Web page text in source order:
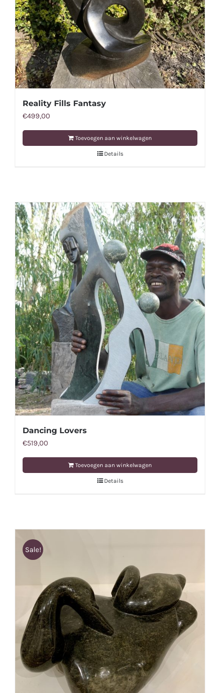
Reality Fills Fantasy
€499,00
Toevoegen aan winkelwagen
Details
Dancing Lovers
€519,00
Toevoegen aan winkelwagen
Details
Sale!